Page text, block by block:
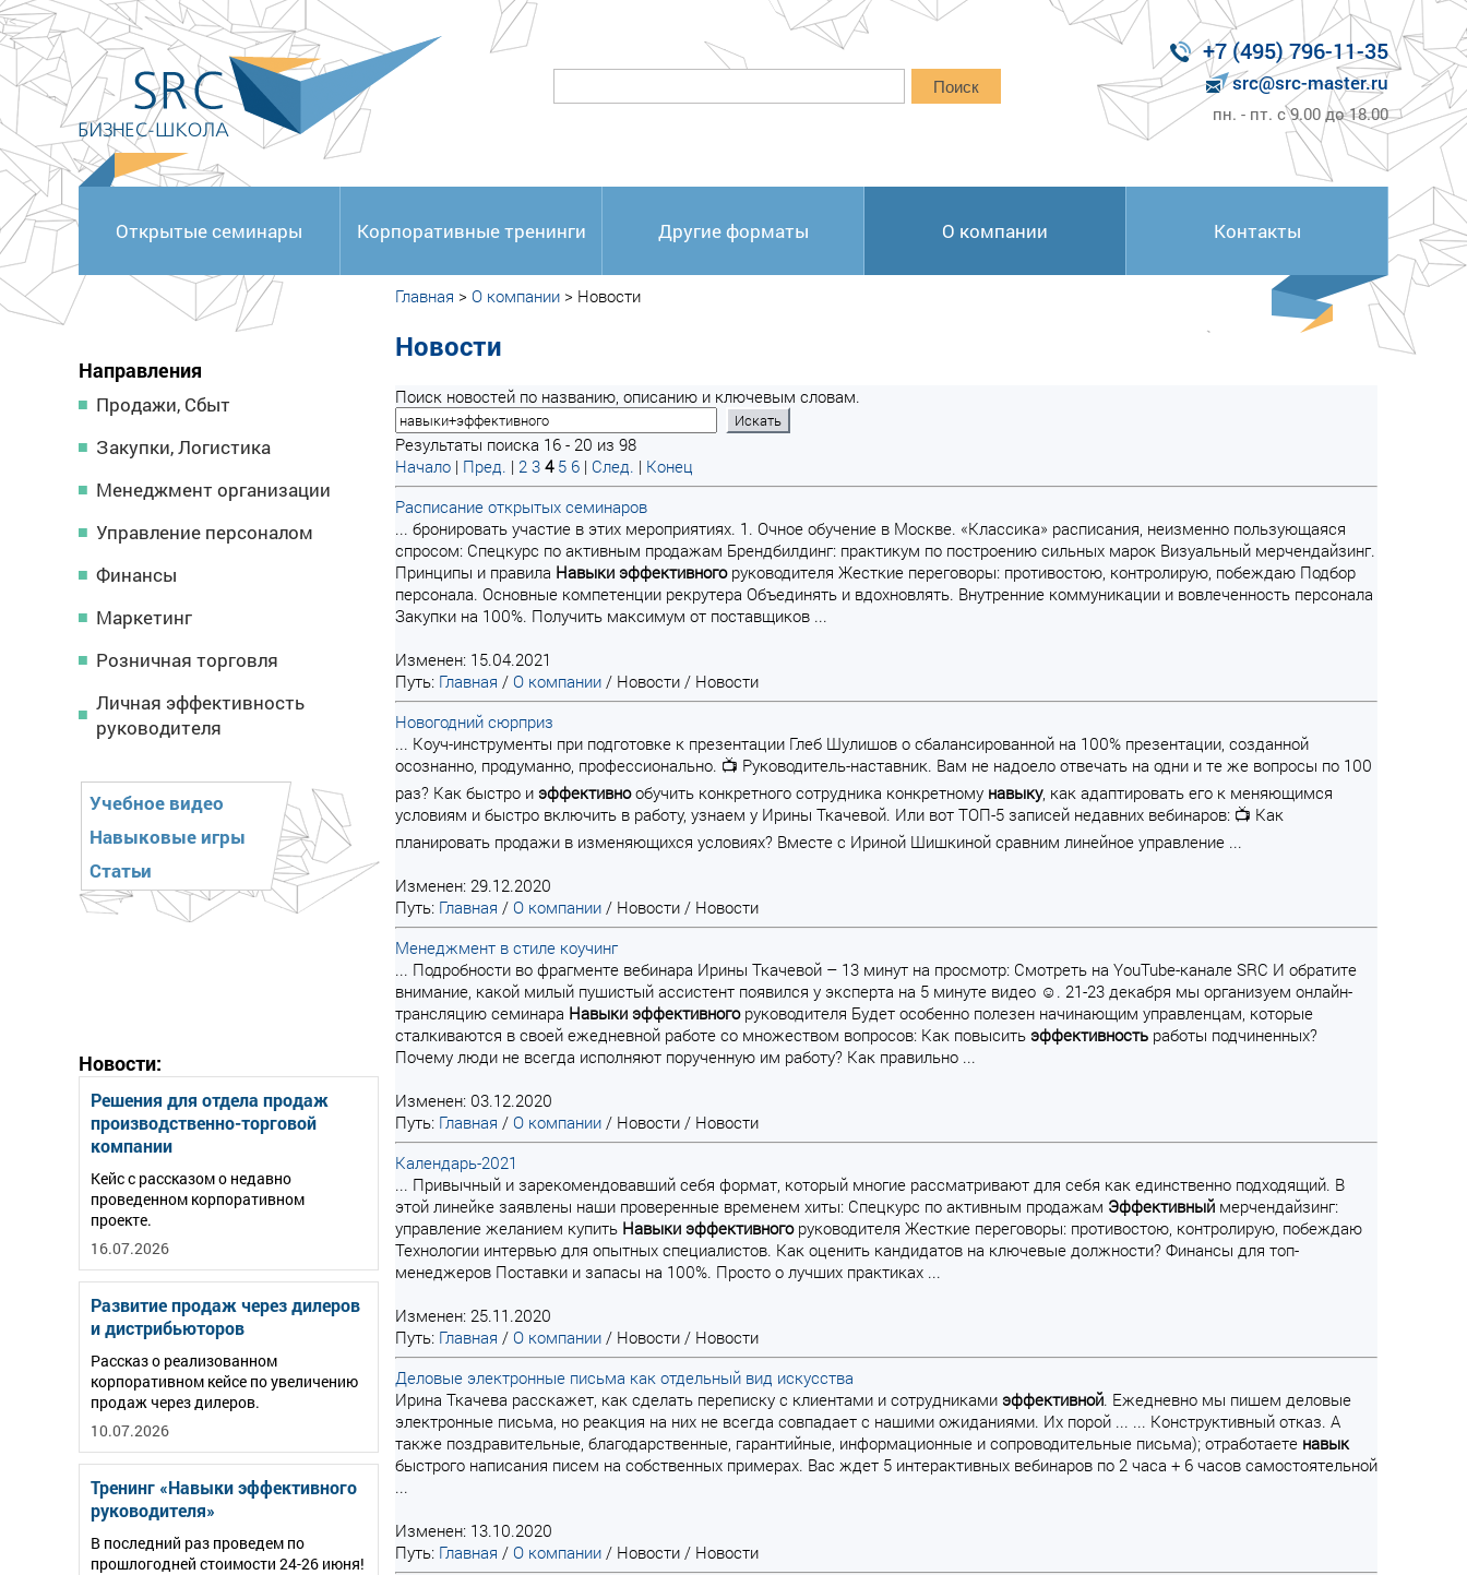
<
Поиск
+7 (495) 796-11-35
src@src-master.ru
пн. - пт. с 9.00 до 18.00
Открытые семинары Корпоративные тренинги Другие форматы О компании Контакты
Направления
Продажи, Сбыт
Закупки, Логистика
Менеджмент организации
Управление персоналом
Финансы
Маркетинг
Розничная торговля
Личная эффективность
руководителя
Учебное видео
Навыковые игры
Статьи
Новости:
Решения для отдела продаж
производственно-торговой
компании
Кейс с рассказом о недавно
проведенном корпоративном
проекте.
16.07.2026
Развитие продаж через дилеров
и дистрибьюторов
Рассказ о реализованном
корпоративном кейсе по увеличению
продаж через дилеров.
10.07.2026
Тренинг «Навыки эффективного
руководителя»
В последний раз проведем по
прошлогодней стоимости 24-26 июня!
Главная > О компании > Новости
Новости
Поиск новостей по названию, описанию и ключевым словам.
Результаты поиска 16 - 20 из 98
Начало | Пред. | 2 3 4 5 6 | След. | Конец
Расписание открытых семинаров
... бронировать участие в этих мероприятиях. 1. Очное обучение в Москве. «Классика» расписания, неизменно пользующаяся
спросом: Спецкурс по активным продажам Брендбилдинг: практикум по построению сильных марок Визуальный мерчендайзинг.
Принципы и правила Навыки эффективногоруководителя Жесткие переговоры: противостою, контролирую, побеждаю Подбор
персонала. Основные компетенции рекрутера Объединять и вдохновлять. Внутренние коммуникации и вовлеченность персонала
Закупки на 100%. Получить максимум от поставщиков ...
Изменен: 15.04.2021
Путь: Главная / О компании / Новости / Новости
Новогодний сюрприз
... Коуч-инструменты при подготовке к презентации Глеб Шулишов о сбалансированной на 100% презентации, созданной
осознанно, продуманно, профессионально. 📺 Руководитель-наставник. Вам не надоело отвечать на одни и те же вопросы по 100
раз? Как быстро и эффективнообучить конкретного сотрудника конкретному навыку, как адаптировать его к меняющимся
условиям и быстро включить в работу, узнаем у Ирины Ткачевой. Или вот ТОП-5 записей недавних вебинаров: 📺 Как
планировать продажи в изменяющихся условиях? Вместе с Ириной Шишкиной сравним линейное управление ...
Изменен: 29.12.2020
Путь: Главная / О компании / Новости / Новости
Менеджмент в стиле коучинг
... Подробности во фрагменте вебинара Ирины Ткачевой – 13 минут на просмотр: Смотреть на YouTube-канале SRC И обратите
внимание, какой милый пушистый ассистент появился у эксперта на 5 минуте видео ☺. 21-23 декабря мы организуем онлайн-
трансляцию семинара Навыки эффективногоруководителя Будет особенно полезен начинающим управленцам, которые
сталкиваются в своей ежедневной работе со множеством вопросов: Как повысить эффективность работы подчиненных?
Почему люди не всегда исполняют порученную им работу? Как правильно ...
Изменен: 03.12.2020
Путь: Главная / О компании / Новости / Новости
Календарь-2021
... Привычный и зарекомендовавший себя формат, который многие рассматривают для себя как единственно подходящий. В
этой линейке заявлены наши проверенные временем хиты: Спецкурс по активным продажам Эффективный мерчендайзинг:
управление желанием купить Навыки эффективногоруководителя Жесткие переговоры: противостою, контролирую, побеждаю
Технологии интервью для опытных специалистов. Как оценить кандидатов на ключевые должности? Финансы для топ-
менеджеров Поставки и запасы на 100%. Просто о лучших практиках ...
Изменен: 25.11.2020
Путь: Главная / О компании / Новости / Новости
Деловые электронные письма как отдельный вид искусства
Ирина Ткачева расскажет, как сделать переписку с клиентами и сотрудниками эффективной. Ежедневно мы пишем деловые
электронные письма, но реакция на них не всегда совпадает с нашими ожиданиями. Их порой ... ... Конструктивный отказ. А
также поздравительные, благодарственные, гарантийные, информационные и сопроводительные письма); отработаете навык
быстрого написания писем на собственных примерах. Вас ждет 5 интерактивных вебинаров по 2 часа + 6 часов самостоятельной
...
Изменен: 13.10.2020
Путь: Главная / О компании / Новости / Новости